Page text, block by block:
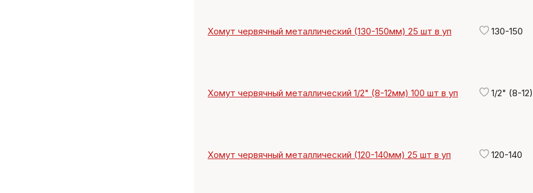
Хомут червячный металлический (130-150мм) 25 шт в уп 130-150
Хомут червячный металлический 1/2" (8-12мм) 100 шт в уп 1/2" (8-12)
Хомут червячный металлический (120-140мм) 25 шт в уп 120-140